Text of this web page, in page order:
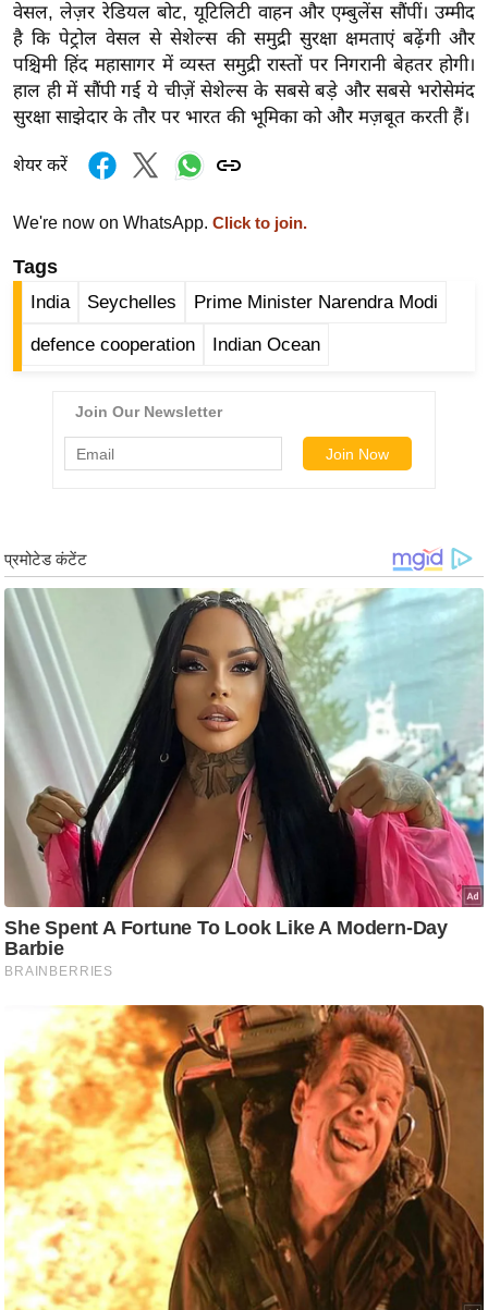
म
नो
रं
ज
न
ज
त
ली
वु
मी
क्षा
B
r
n
g
N
e
s
ला
स्टा
इ
ल
टे
क्नॉ
लॉ
जी
ब्यू
टी
वेसल, लेज़र रेडियल बोट, यूटिलिटी वाहन और एम्बुलेंस सौंपीं। उम्मीद
है कि पेट्रोल वेसल से सेशेल्स की समुद्री सुरक्षा क्षमताएं बढ़ेंगी और
पश्चिमी हिंद महासागर में व्यस्त समुद्री रास्तों पर निगरानी बेहतर होगी।
हाल ही में सौंपी गई ये चीज़ें सेशेल्स के सबसे बड़े और सबसे भरोसेमंद
सुरक्षा साझेदार के तौर पर भारत की भूमिका को और मज़बूत करती हैं।
शेयर करें
We're now on WhatsApp. Click to join.
Tags
India Seychelles Prime Minister Narendra Modi
defence cooperation Indian Ocean